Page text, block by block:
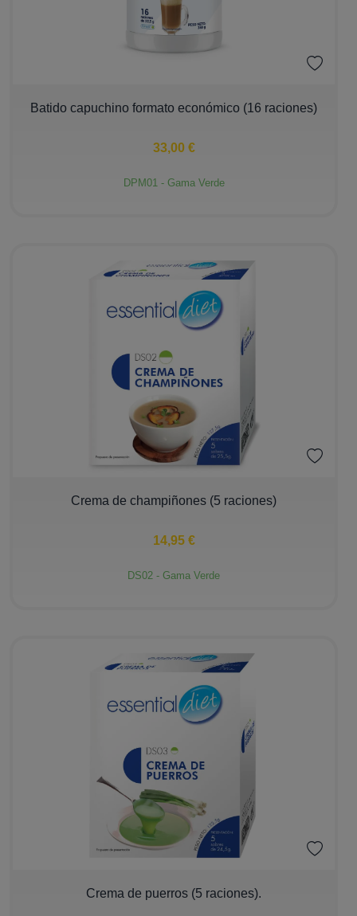
− +
Batido capuchino formato económico (16 raciones)
33,00 €
DPM01 - Gama Verde
+
Crema de champiñones (5 raciones)
14,95 €
DS02 - Gama Verde
+Crema de puerros (5 raciones).